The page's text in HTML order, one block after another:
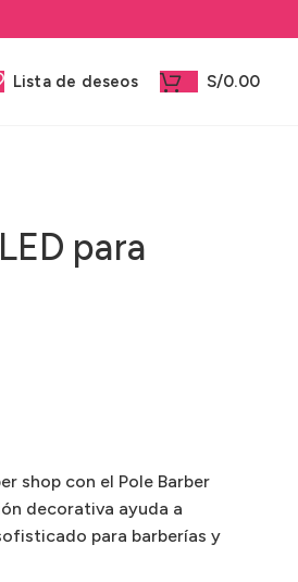
Lista de deseos S/0.00
para
shop con el Pole Barber
decorativa ayuda a
para barberías y